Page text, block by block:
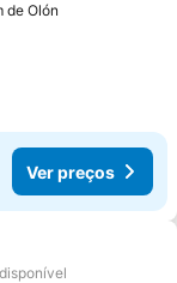
de Olón
Ver preços
favoritos